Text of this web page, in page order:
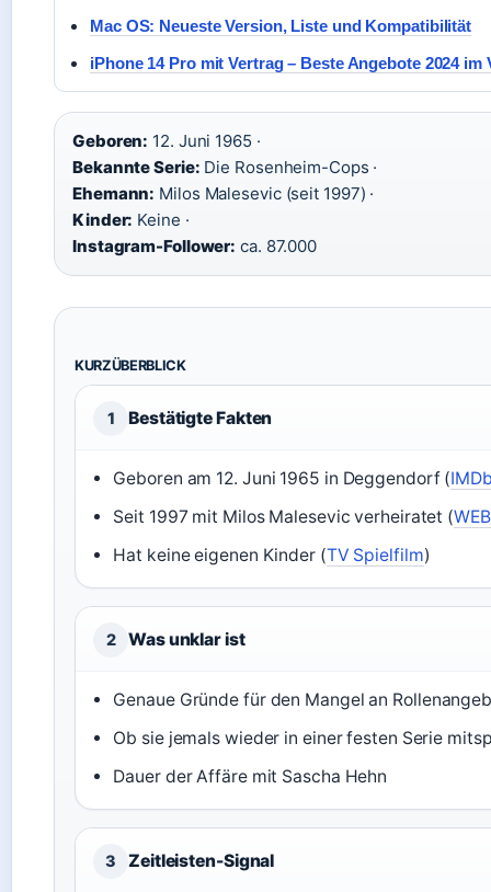
Mac OS: Neueste Version, Liste und Kompatibilität
iPhone 14 Pro mit Vertrag – Beste Angebote 2024 im
Geboren: 12. Juni 1965 ·
Bekannte Serie: Die Rosenheim-Cops ·
Ehemann: Milos Malesevic (seit 1997) ·
Kinder: Keine ·
Instagram-Follower: ca. 87.000
KURZÜBERBLICK
1 Bestätigte Fakten
Geboren am 12. Juni 1965 in Deggendorf (
Seit 1997 mit Milos Malesevic verheiratet (
Hat keine eigenen Kinder (TV Spielfilm)
2 Was unklar ist
Genaue Gründe für den Mangel an
Ob sie jemals wieder in einer festen Serie
Dauer der Affäre mit Sascha Hehn
3 Zeitleisten-Signal